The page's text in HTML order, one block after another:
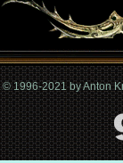
© 1996-2021 by Anton